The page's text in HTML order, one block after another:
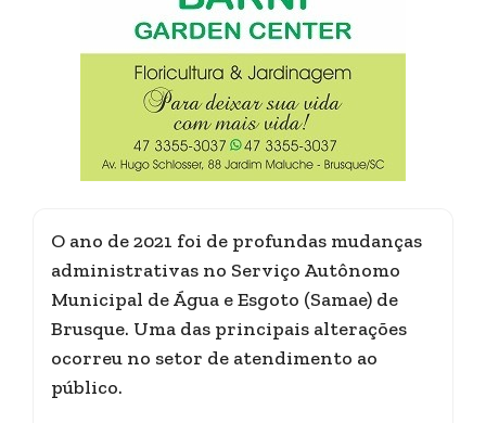
O ano de 2021 foi de profundas mudanças
administrativas no Serviço Autônomo
Municipal de Água e Esgoto (Samae) de
Brusque. Uma das principais alterações
ocorreu no setor de atendimento ao
público.